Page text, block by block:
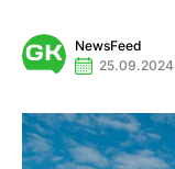
NewsFeed
25.09.2024